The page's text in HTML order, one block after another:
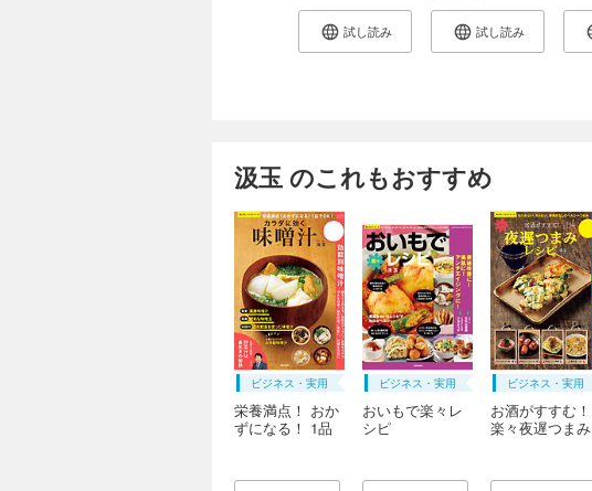
試し読み 試し読み
汲玉 のこれもおすすめ
ビジネス・実用
栄養満点！ おか
ずになる！ 1品
ビジネス・実用
おいもで楽々レ
シピ
ビジネス・実用
お酒がすすむ！
楽々夜遅つまみ